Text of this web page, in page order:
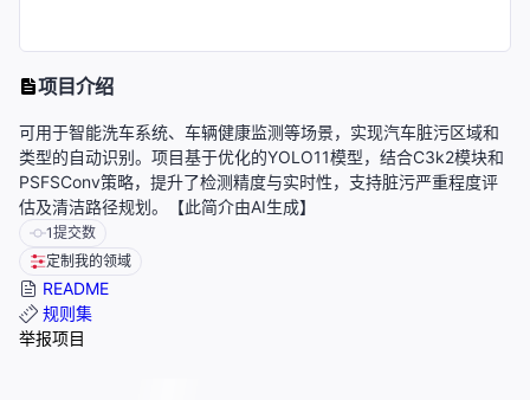
项目介绍
可用于智能洗车系统、车辆健康监测等场景，实现汽车脏污区域和
类型的自动识别。项目基于优化的YOLO11模型，结合C3k2模块和
PSFSConv策略，提升了检测精度与实时性，支持脏污严重程度评
估及清洁路径规划。【此简介由AI生成】
1提交数
定制我的领域
README
规则集
举报项目